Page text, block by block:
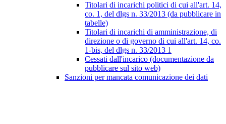
Titolari di incarichi politici di cui all'art. 14,
co. 1, del dlgs n. 33/2013 (da pubblicare in
tabelle)
Titolari di incarichi di amministrazione, di
direzione o di governo di cui all'art. 14, co.
1-bis, del dlgs n. 33/2013 1
Cessati dall'incarico (documentazione da
pubblicare sul sito web)
Sanzioni per mancata comunicazione dei dati